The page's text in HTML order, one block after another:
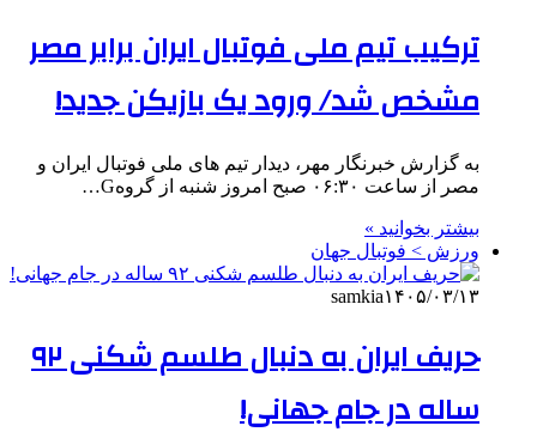
ترکیب تیم ملی فوتبال ایران برابر مصر
مشخص شد/ ورود یک بازیکن جدید!
به گزارش خبرنگار مهر، دیدار تیم های ملی فوتبال ایران و
مصر از ساعت ۰۶:۳۰ صبح امروز شنبه از گروهG…
بیشتر بخوانید »
ورزش > فوتبال جهان
samkia۱۴۰۵/۰۳/۱۳
حریف ایران به دنبال طلسم شکنی ۹۲
ساله در جام جهانی!